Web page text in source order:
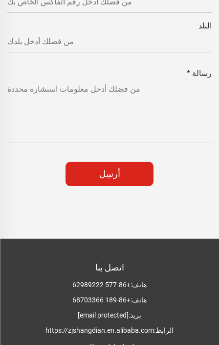
البلد
رسالة *
أرسِل
اتصل بنا
هاتف:+86-577 62989222
هاتف:+86-189 68703366
بريد:[email protected]
الرابط:https://zjshangdian.en.alibaba.com